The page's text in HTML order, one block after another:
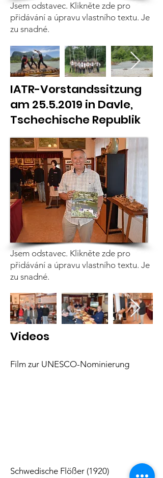
Jsem odstavec. Klikněte zde pro
přidávání a úpravu vlastního textu. Je
zu snadné.
IATR-Vorstandssitzung
am 25.5.2019 in Davle,
Tschechische Republik
Jsem odstavec. Klikněte zde pro
přidávání a úpravu vlastního textu. Je
zu snadné.
Videos
Film zur UNESCO-Nominierung
Schwedische Flößer (1920)